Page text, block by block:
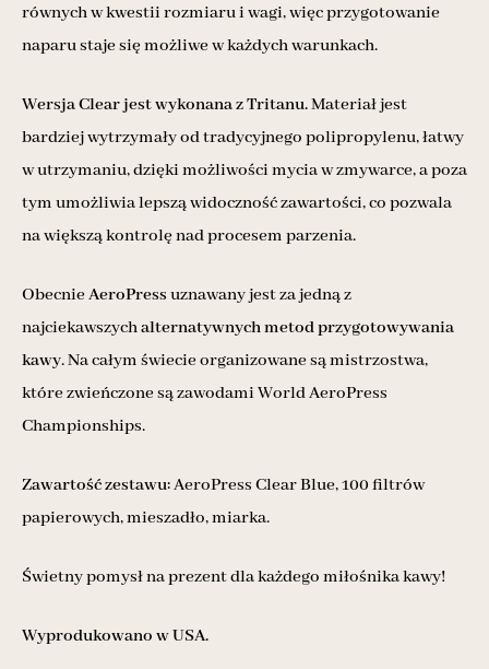
równych w kwestii rozmiaru i wagi, więc przygotowanie
naparu staje się możliwe w każdych warunkach.
Wersja Clear jest wykonana z Tritanu.Materiał jest
bardziej wytrzymały od tradycyjnego polipropylenu, łatwy
w utrzymaniu, dzięki możliwości mycia w zmywarce, a poza
tym umożliwia lepszą widoczność zawartości, co pozwala
na większą kontrolę nad procesem parzenia.
ObecnieAeroPress uznawany jest za jedną z
najciekawszychalternatywnych metod przygotowywania
kawy. Na całym świecie organizowane są mistrzostwa,
które zwieńczone są zawodami World AeroPress
Championships.
Zawartość zestawu:AeroPress Clear Blue, 100 filtrów
papierowych, mieszadło, miarka.
Świetny pomysł na prezent dla każdego miłośnika kawy!
Wyprodukowano w USA.